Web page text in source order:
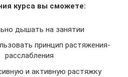
курса вы сможете:
дышать на занятии
принцип растяжения-
расслабления
и активную растяжку